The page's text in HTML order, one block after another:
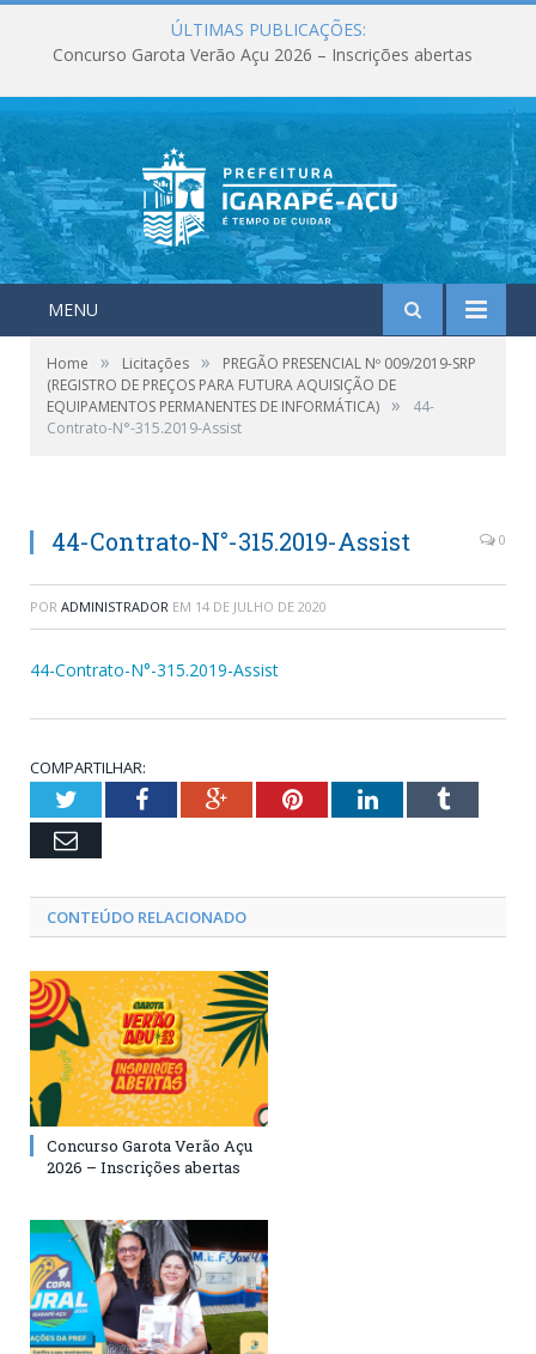
ÚLTIMAS PUBLICAÇÕES:
Concurso Garota Verão Açu 2026 – Inscrições abertas
MENU
Home » Licitações »
PREGÃO PRESENCIAL Nº 009/2019-SRP
(REGISTRO DE PREÇOS PARA FUTURA AQUISIÇÃO DE
EQUIPAMENTOS PERMANENTES DE INFORMÁTICA) »
44-
Contrato-N°-315.2019-Assist
44-Contrato-N°-315.2019-Assist 0
POR ADMINISTRADOR EM 14 DE JULHO DE 2020
44-Contrato-N°-315.2019-Assist
COMPARTILHAR:
TwitterFacebookGoogle+PinterestLinkedInTumblr
Email
CONTEÚDO RELACIONADO
Concurso Garota Verão Açu
2026 – Inscrições abertas